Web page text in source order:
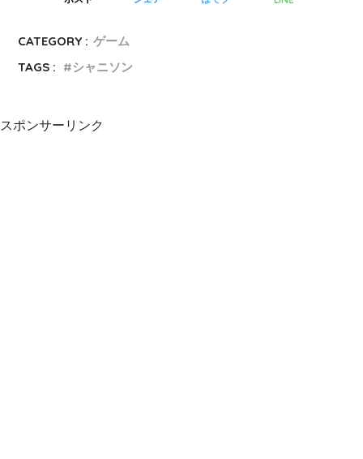
CATEGORY : ゲーム
TAGS :
シャニソン
スポンサーリンク